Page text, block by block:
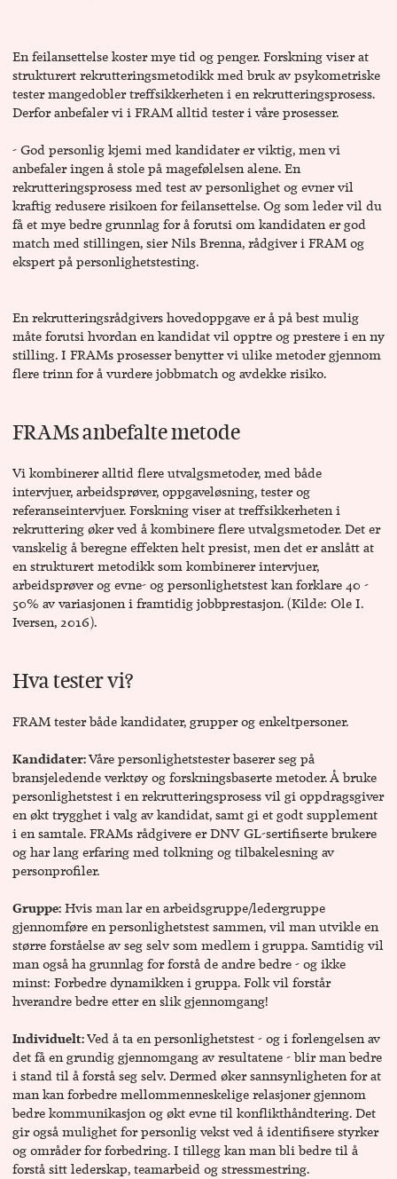
En feilansettelse koster mye tid og penger. Forskning viser at
strukturert rekrutteringsmetodikk med bruk av psykometriske
tester mangedobler treffsikkerheten i en rekrutteringsprosess.
Derfor anbefaler vi i FRAM alltid tester i våre prosesser.
- God personlig kjemi med kandidater er viktig, men vi
anbefaler ingen å stole på magefølelsen alene. En
rekrutteringsprosess med test av personlighet og evner vil
kraftig redusere risikoen for feilansettelse. Og som leder vil du
få et mye bedre grunnlag for å forutsi om kandidaten er god
match med stillingen, sier Nils Brenna, rådgiver i FRAM og
ekspert på personlighetstesting.
En rekrutteringsrådgivers hovedoppgave er å på best mulig
måte forutsi hvordan en kandidat vil opptre og prestere i en ny
stilling. I FRAMs prosesser benytter vi ulike metoder gjennom
flere trinn for å vurdere jobbmatch og avdekke risiko.
FRAMs anbefalte metode
Vi kombinerer alltid flere utvalgsmetoder, med både
intervjuer, arbeidsprøver, oppgaveløsning, tester og
referanseintervjuer. Forskning viser at treffsikkerheten i
rekruttering øker ved å kombinere flere utvalgsmetoder. Det er
vanskelig å beregne effekten helt presist, men det er anslått at
en strukturert metodikk som kombinerer intervjuer,
arbeidsprøver og evne- og personlighetstest kan forklare 40 -
50% av variasjonen i framtidig jobbprestasjon. (Kilde: Ole I.
Iversen, 2016).
Hva tester vi?
FRAM tester både kandidater, grupper og enkeltpersoner.
Kandidater:Våre personlighetstester baserer seg på
bransjeledende verktøy og forskningsbaserte metoder. Å bruke
personlighetstest i en rekrutteringsprosess vil gi oppdragsgiver
en økt trygghet i valg av kandidat, samt gi et godt supplement
i en samtale. FRAMs rådgivere er DNV GL-sertifiserte brukere
og har lang erfaring med tolkning og tilbakelesning av
personprofiler.
Gruppe: Hvis man lar en arbeidsgruppe/ledergruppe
gjennomføre en personlighetstest sammen, vil man utvikle en
større forståelse av seg selv som medlem i gruppa. Samtidig vil
man også ha grunnlag for forstå de andre bedre - og ikke
minst: Forbedre dynamikken i gruppa. Folk vil forstår
hverandre bedre etter en slik gjennomgang!
Individuelt:Ved å ta en personlighetstest - og i forlengelsen av
det få en grundig gjennomgang av resultatene - blir man bedre
i stand til å forstå seg selv. Dermed øker sannsynligheten for at
man kan forbedre mellommenneskelige relasjoner gjennom
bedre kommunikasjon og økt evne til konflikthåndtering. Det
gir også mulighet for personlig vekst ved å identifisere styrker
og områder for forbedring. I tillegg kan man bli bedre til å
forstå sitt lederskap, teamarbeid og stressmestring.